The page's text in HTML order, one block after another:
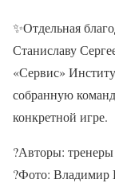
✨Отдельная
Станиславу
«Сервис»
собранную
конкретной игре.
?Авторы:
?Фото: Владимир